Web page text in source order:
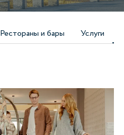
Рестораны и бары Услуги